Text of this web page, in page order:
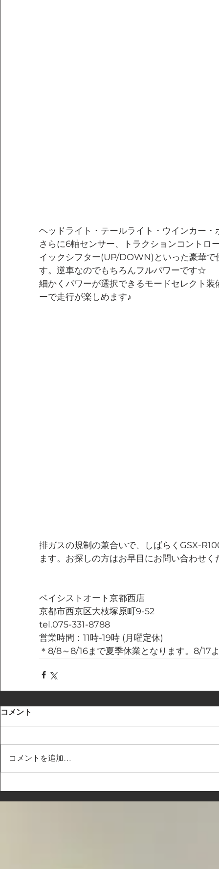
ヘッドライト・テールライト・ウインカー
さらに6軸センサー、トラクションコントロ
イックシフター(UP/DOWN)といった豪華で
す。逆車なのでもちろんフルパワーです☆
細かくパワーが選択できるモードセレクト
ーで走行が楽しめます♪
排ガスの規制の兼合いで、しばらくGSX-
ます。お探しの方はお早目にお問い合わせく
ベイシストオート京都西店
京都市西京区大枝塚原町9-52
tel.075-331-8788
営業時間：11時-19時 (月曜定休)
＊8/8～8/16まで夏季休業となります。8/17
コメント
コメントを追加…